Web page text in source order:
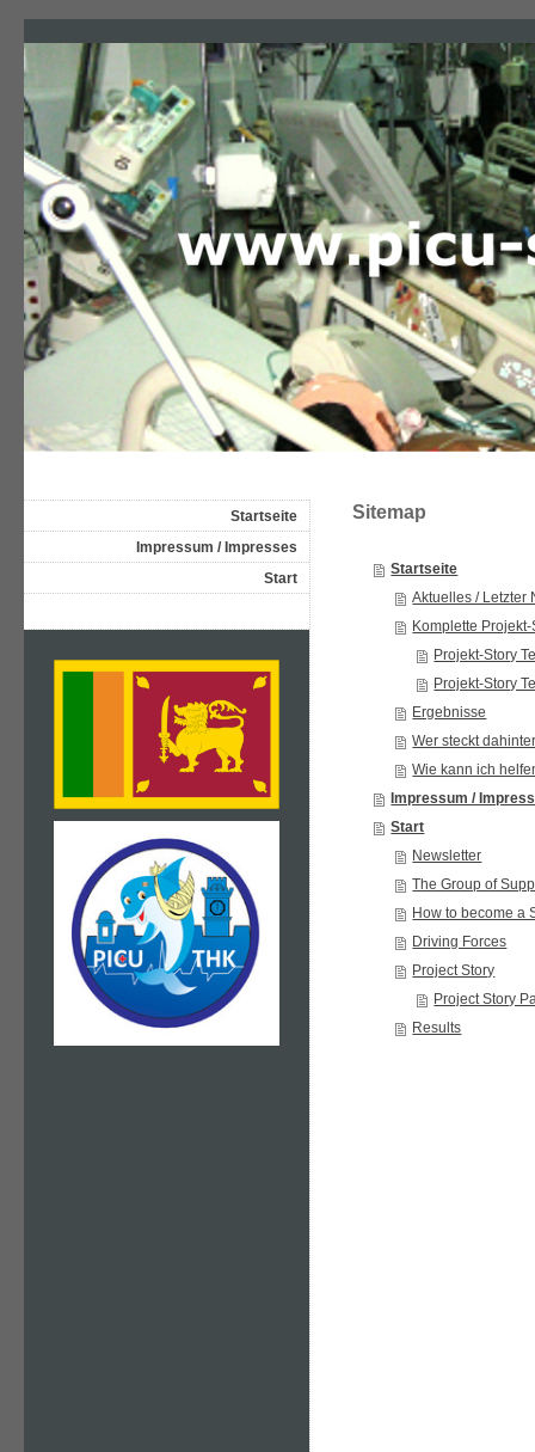
Sitemap
Startseite
Aktuelles / Letzter
Komplette Projekt-
Projekt-Story
Projekt-Story
Ergebnisse
Wer steckt
Wie kann ich
Impressum /
Start
Newsletter
The Group of
How to become a
Driving Forces
Project Story
Project Story
Results
Startseite
Impressum / Impresses
Start